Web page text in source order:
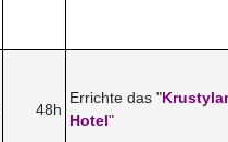
48h
Errichte das "
Hotel"